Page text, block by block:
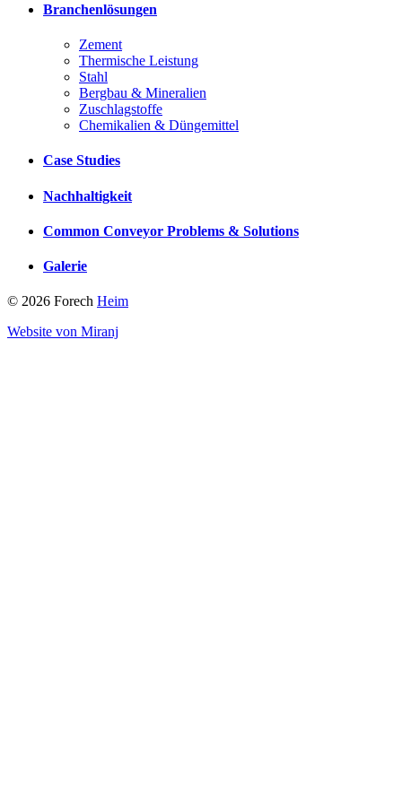
Branchenlösungen
Zement
Thermische Leistung
Stahl
Bergbau & Mineralien
Zuschlagstoffe
Chemikalien & Düngemittel
Case Studies
Nachhaltigkeit
Common Conveyor Problems & Solutions
Galerie
© 2026 Forech Heim
Website von Miranj